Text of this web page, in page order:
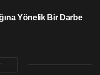
Yönelik Bir Darbe